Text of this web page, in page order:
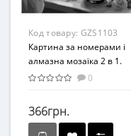
Код товару: GZS1103
Картина за номерами і
алмазна мозаїка 2 в 1.
Rainbow Art" дачний
0
366грн.